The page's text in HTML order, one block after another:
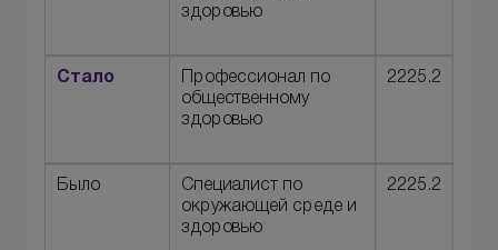
здоровью
Стало
Профессионал по
общественному
здоровью
2225.2
Было
Специалист по
окружающей среде и
здоровью
2225.2